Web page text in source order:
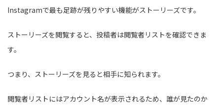
Instagramで最も足跡が残りやすい機能がストーリーズです。
ストーリーズを閲覧すると、投稿者は閲覧者リストを確認できま
す。
つまり、ストーリーズを見ると相手に知られます。
閲覧者リストにはアカウント名が表示されるため、誰が見たのか